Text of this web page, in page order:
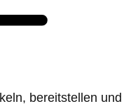
bereitstellen und